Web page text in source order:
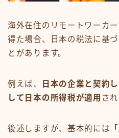
海外在住のリモートワーカ
得た場合、日本の税法に基
とがあります。
例えば、
日本の企業と契約
して日本の所得税が適用 さ
後述しますが、基本的には